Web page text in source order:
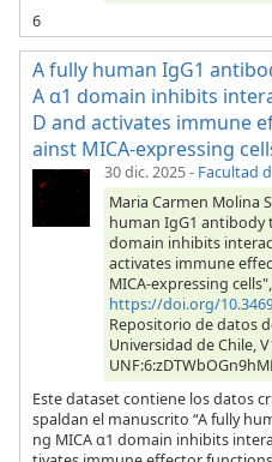
6
A fully human IgG1
A α1 domain inhibits
D and activates immune
ainst MICA-expressing
30 dic. 2025- Facultad
Maria Carmen Molina
human IgG1 antibody
domain inhibits
activates immune
MICA-expressing cells",
https://doi.org/
Repositorio de datos
Universidad de Chile,
Este dataset contiene los datos
spaldan el manuscrito “A fully
ng MICA α1 domain inhibits